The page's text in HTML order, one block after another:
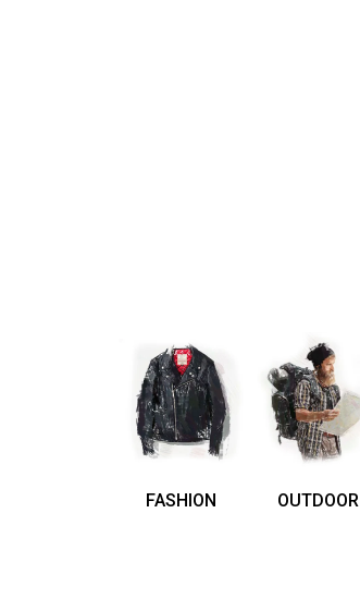
FASHION OUTDOOR